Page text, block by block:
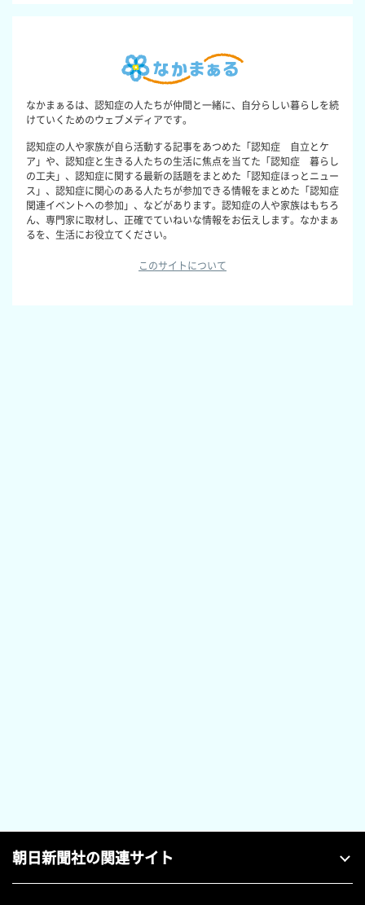
なかまぁるは、認知症の人たちが仲間と一緒に、自分らしい暮らしを続
けていくためのウェブメディアです。
認知症の人や家族が自ら活動する記事をあつめた「認知症 自立とケ
ア」や、認知症と生きる人たちの生活に焦点を当てた「認知症 暮らし
の工夫」、認知症に関する最新の話題をまとめた「認知症ほっとニュー
ス」、認知症に関心のある人たちが参加できる情報をまとめた「認知症
関連イベントへの参加」、などがあります。認知症の人や家族はもちろ
ん、専門家に取材し、正確でていねいな情報をお伝えします。なかまぁ
るを、生活にお役立てください。
このサイトについて
朝日新聞社の関連サイト